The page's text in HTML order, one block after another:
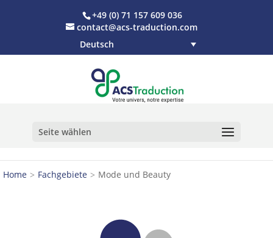
+49 (0) 71 157 609 036
contact@acs-traduction.com
Deutsch
Seite wählen
Home Fachgebiete Mode und Beauty